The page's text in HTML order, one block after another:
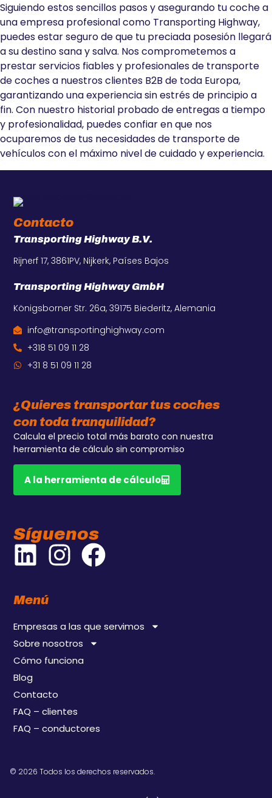
Siguiendo estos sencillos pasos y asegurando tu coche a
una empresa profesional como Transporting Highway,
puedes estar seguro de que tu preciada posesión llegará
a su destino sana y salva. Nos comprometemos a
prestar servicios fiables y profesionales de transporte
de coches a nuestros clientes B2B de toda Europa,
garantizando una experiencia sin estrés de principio a
fin. Con nuestro historial probado de entregas a tiempo
y profesionalidad, puedes confiar en que nos
ocuparemos de tus necesidades de transporte de
vehículos con el máximo nivel de cuidado y experiencia.
Contacto
Transporting Highway B.V.
Rijnerf 17, 3861PV, Nijkerk, Países Bajos
Transporting Highway GmbH
Königsborner Str. 26a, 39175 Biederitz, Alemania
info@transportinghighway.com
+318 51 09 11 28
+31 8 51 09 11 28
¿Quieres transportar tus coches
con toda tranquilidad?
Calcula el precio total más barato con nuestra
herramienta de cálculo sin compromiso
A la herramienta de cálculo
Síguenos
Menú
Empresas a las que servimos
Sobre nosotros
Cómo funciona
Blog
Contacto
FAQ – clientes
FAQ – conductores
© 2026 Todos los derechos reservados.